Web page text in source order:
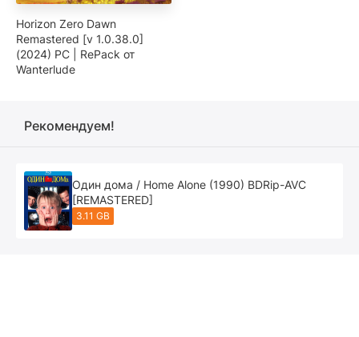
Horizon Zero Dawn
Remastered [v 1.0.38.0]
(2024) PC | RePack от
Wanterlude
Рекомендуем!
Один дома / Home Alone (1990) BDRip-AVC
[REMASTERED]
3.11 GB